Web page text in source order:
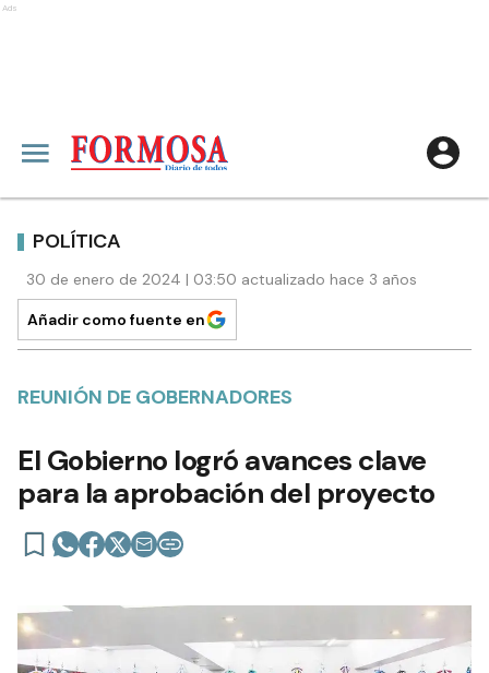
Ads
POLÍTICA
30 de enero de 2024 | 03:50 actualizado hace 3 años
Añadir como fuente en
REUNIÓN DE GOBERNADORES
El Gobierno logró avances clave
para la aprobación del proyecto